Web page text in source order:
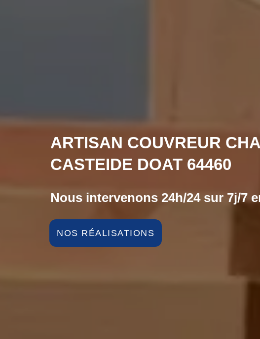
ARTISAN COUVREUR
CASTEIDE DOAT 64460
Nous intervenons 24h/24 sur 7j/7
NOS RÉALISATIONS